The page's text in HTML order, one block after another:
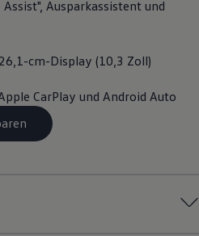
Ausparkassistent und
cm-Display (10,3 Zoll)
CarPlay und Android Auto